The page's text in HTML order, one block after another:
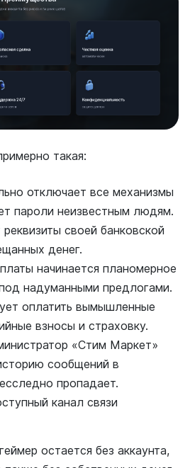
такая:
отключает все механизмы
пароли неизвестным людям.
своей банковской
денег.
начинается планомерное
надуманными предлогами.
оплатить вымышленные
взносы и страховку.
«Стим Маркет»
сообщений в
пропадает.
канал связи
остается без аккаунта,